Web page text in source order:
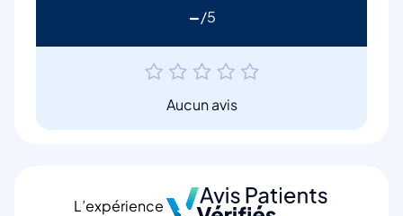
-
Aucun avis
L’expérience